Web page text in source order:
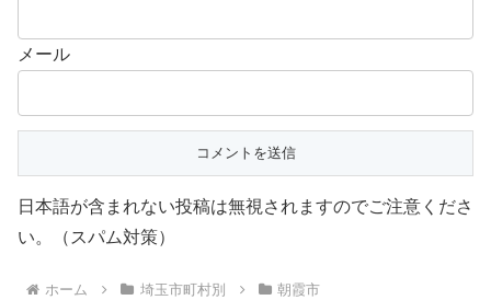
メール
日本語が含まれない投稿は無視されますのでご注意くださ
い。（スパム対策）
ホーム 埼玉市町村別 朝霞市